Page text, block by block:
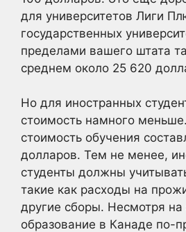
для университетов Лиги
государственных
пределами вашего штата
среднем около 25 620
Но для иностранных
стоимость намного
стоимость обучения
долларов. Тем не менее,
студенты должны
такие как расходы на
другие сборы. Несмотря
образование в Канаде по-